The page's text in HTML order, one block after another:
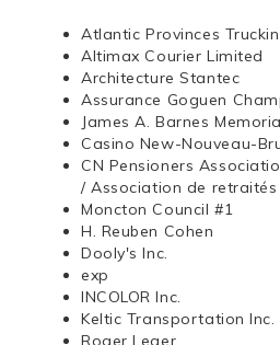
Atlantic Provinces
Altimax Courier Limited
Architecture Stantec
Assurance Goguen
James A. Barnes
Casino New-Nouveau-
CN Pensioners
/ Association de retraités
Moncton Council #1
H. Reuben Cohen
Dooly's Inc.
exp
INCOLOR Inc.
Keltic Transportation Inc.
Roger Leger